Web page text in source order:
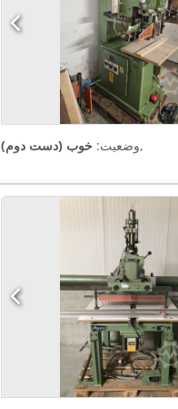
وضعیت: خوب (دست دوم) ,